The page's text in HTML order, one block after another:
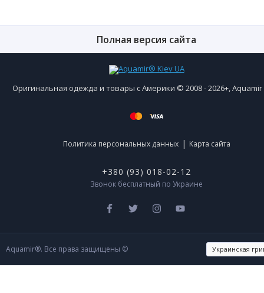
Полная версия сайта
Оригинальная одежда и товары с Америки © 2008 - 2026+,
Политика персональных данных | Карта сайта
+380 (93) 018-02-12
Звонок бесплатный по Украине
Aquamir®. Все права защищены ©